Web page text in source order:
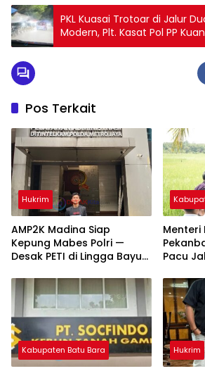
PKL Kuasai Trotoar di Jalur
Modern, Plt. Kasat Pol PP
Perintah, Kami Sapu Rata!
Pos Terkait
Hukrim
AMP2K Madina Siap
Kepung Mabes Polri —
Desak PETI di Lingga Bayu
Tuntas
Menteri
Pacu
Kabupaten Batu Bara Hukrim